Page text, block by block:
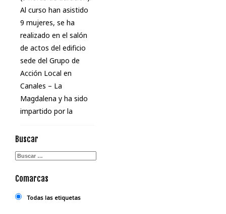
Al curso han asistido
9 mujeres, se ha
realizado en el salón
de actos del edificio
sede del Grupo de
Acción Local en
Canales – La
Magdalena y ha sido
impartido por la
Buscar
Comarcas
Todas las etiquetas